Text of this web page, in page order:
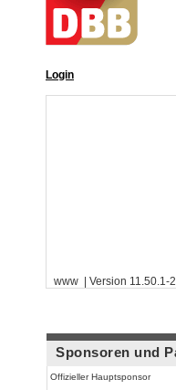
Login
www | Version 11.50.1-
Sponsoren und
Offizieller Hauptsponsor